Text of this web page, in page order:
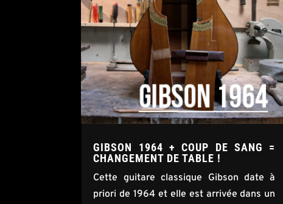
GIBSON 1964 + COUP DE SANG =
CHANGEMENT DE TABLE !
Cette guitare classique Gibson date à
priori de 1964 et elle est arrivée dans un